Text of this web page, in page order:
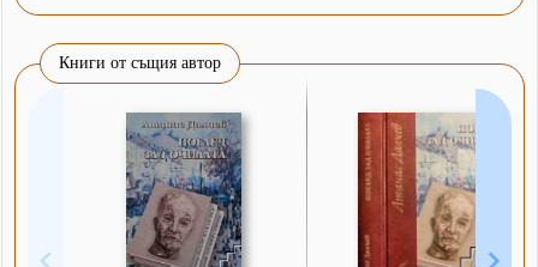
Книги от същия автор